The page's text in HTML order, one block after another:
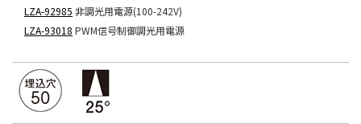
LZA-92985 非調光用電源(100-242V)
LZA-93018 PWM信号制御調光用電源